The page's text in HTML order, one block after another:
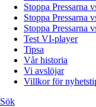
Stoppa Pressarna
Stoppa Pressarna
Stoppa Pressarna
Test VI-player
Tipsa
Vår historia
Vi avslöjar
Villkor för
Sök